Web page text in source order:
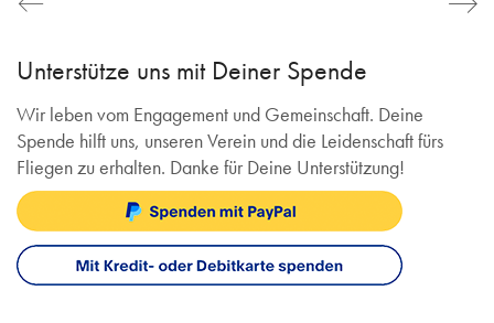
Unterstütze uns mit Deiner Spende
Wir leben vom Engagement und Gemeinschaft. Deine
Spende hilft uns, unseren Verein und die Leidenschaft fürs
Fliegen zu erhalten. Danke für Deine Unterstützung!